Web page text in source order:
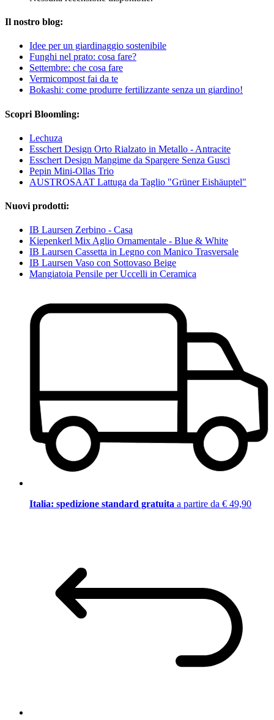
Il nostro blog:
Idee per un giardinaggio sostenibile
Funghi nel prato: cosa fare?
Settembre: che cosa fare
Vermicompost fai da te
Bokashi: come produrre fertilizzante senza un giardino!
Scopri Bloomling:
Lechuza
Esschert Design Orto Rialzato in Metallo - Antracite
Esschert Design Mangime da Spargere Senza Gusci
Pepin Mini-Ollas Trio
AUSTROSAAT Lattuga da Taglio "Grüner Eishäuptel"
Nuovi prodotti:
IB Laursen Zerbino - Casa
Kiepenkerl Mix Aglio Ornamentale - Blue & White
IB Laursen Cassetta in Legno con Manico Trasversale
IB Laursen Vaso con Sottovaso Beige
Mangiatoia Pensile per Uccelli in Ceramica
Italia: spedizione standard gratuita a partire da € 49,90